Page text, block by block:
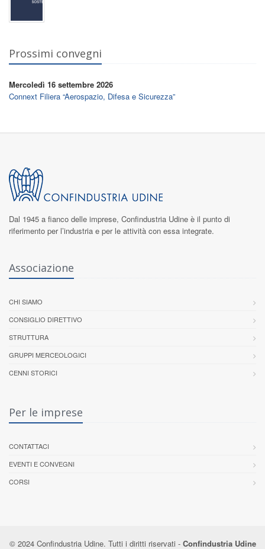
Prossimi convegni
Mercoledì 16 settembre 2026
Connext Filiera “Aerospazio, Difesa e Sicurezza”
Dal 1945 a fianco delle imprese, Confindustria Udine è il punto di
riferimento per l’industria e per le attività con essa integrate.
Associazione
CHI SIAMO
CONSIGLIO DIRETTIVO
STRUTTURA
GRUPPI MERCEOLOGICI
CENNI STORICI
Per le imprese
CONTATTACI
EVENTI E CONVEGNI
CORSI
© 2024 Confindustria Udine. Tutti i diritti riservati - Confindustria Udine